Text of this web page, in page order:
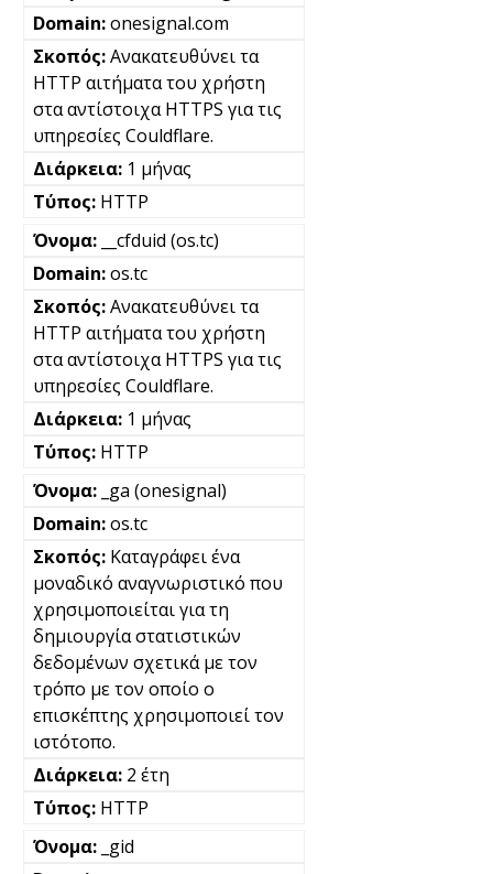
onesignal.com
Ανακατευθύνει τα
HTTP αιτήματα του χρήστη
στα αντίστοιχα HTTPS για τις
υπηρεσίες Couldflare.
1 μήνας
HTTP
__cfduid (os.tc)
os.tc
Ανακατευθύνει τα
HTTP αιτήματα του χρήστη
στα αντίστοιχα HTTPS για τις
υπηρεσίες Couldflare.
1 μήνας
HTTP
_ga (onesignal)
os.tc
Καταγράφει ένα
μοναδικό αναγνωριστικό που
χρησιμοποιείται για τη
δημιουργία στατιστικών
δεδομένων σχετικά με τον
τρόπο με τον οποίο ο
επισκέπτης χρησιμοποιεί τον
ιστότοπο.
2 έτη
HTTP
_gid